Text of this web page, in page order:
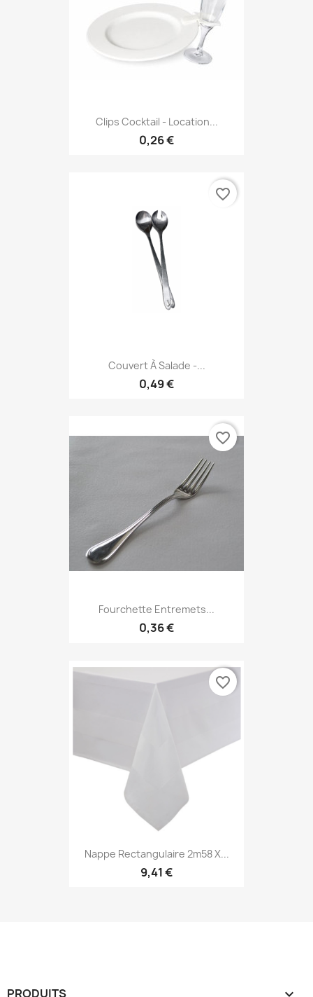
Clips Cocktail - Location...
0,26 €
Couvert À Salade -...
0,49 €
favorite_border
Fourchette Entremets...
0,36 €
favorite_border
Nappe Rectangulaire 2m58 X...
9,41 €
favorite_border
PRODUITS